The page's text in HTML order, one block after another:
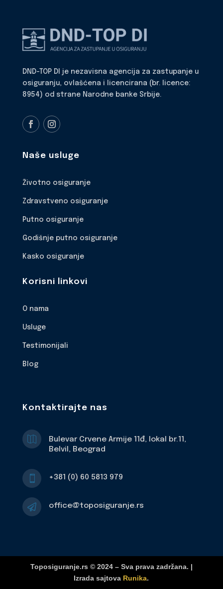
DND-TOP DI je nezavisna agencija za zastupanje u
osiguranju, ovlašćena i licencirana (br. licence:
8954) od strane Narodne banke Srbije.
Naše usluge
Životno osiguranje
Zdravstveno osiguranje
Putno osiguranje
Godišnje putno osiguranje
Kasko osiguranje
Korisni linkovi
O nama
Usluge
Testimonijali
Blog
Kontaktirajte nas

Bulevar Crvene Armije 11đ, lokal br.11,
Belvil, Beograd
 +381 (0) 60 5813 979
 office@toposiguranje.rs
Toposiguranje.rs © 2024 – Sva prava zadržana. |
Izrada sajtova Runika.